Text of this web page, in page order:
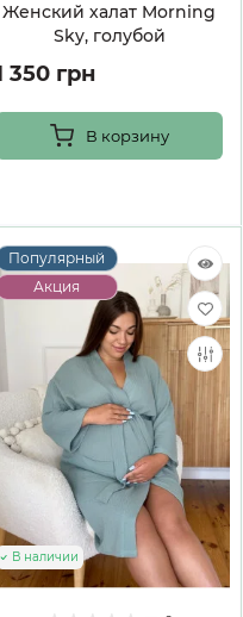
Женский халат Morning
Sky, голубой
350 грн
В корзину
Популярный
Акция
В наличии